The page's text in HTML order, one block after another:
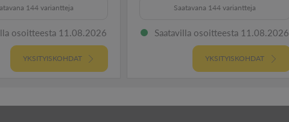
144 variantteja
osoitteesta 11.08.2026
YKSITYISKOHDAT
Saatavana 144 variantteja
Saatavilla osoitteesta 11.08.2026
YKSITYISKOHDAT